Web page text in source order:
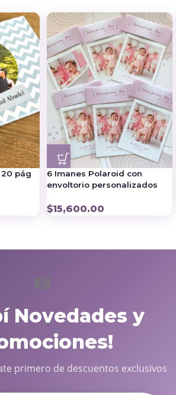
pág
6 Imanes Polaroid con
envoltorio personalizados
$15,600.00
📸
Novedades y
primero de descuentos exclusivos